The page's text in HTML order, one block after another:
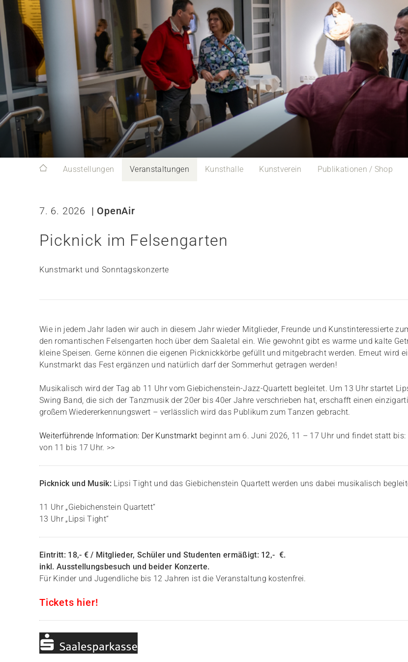
Ausstellungen Veranstaltungen Kunsthalle Kunstverein Publikationen / Shop
7. 6. 2026 | OpenAir
Picknick im Felsengarten
Kunstmarkt und Sonntagskonzerte
Wie in jedem Jahr laden wir auch in diesem Jahr wieder Mitglieder, Freunde und Kunstinteressierte
den romantischen Felsengarten hoch über dem Saaletal ein. Wie gewohnt gibt es warme und kalte
kleine Speisen. Gerne können die eigenen Picknickkörbe gefüllt und mitgebracht werden. Erneut wird
Kunstmarkt das Fest ergänzen und natürlich darf der Sommerhut getragen werden!
Musikalisch wird der Tag ab 11 Uhr vom Giebichenstein-Jazz-Quartett begleitet. Um 13 Uhr startet
Swing Band, die sich der Tanzmusik der 20er bis 40er Jahre verschrieben hat, erschafft einen
großem Wiedererkennungswert – verlässlich wird das Publikum zum Tanzen gebracht.
Weiterführende Information: Der Kunstmarkt beginnt am 6. Juni 2026, 11 – 17 Uhr und findet statt bis:
von 11 bis 17 Uhr. >>
Picknick und Musik: Lipsi Tight und das Giebichenstein Quartett werden uns dabei musikalisch
11 Uhr „Giebichenstein Quartett“
13 Uhr „Lipsi Tight“
Eintritt: 18,- € / Mitglieder, Schüler und Studenten ermäßigt: 12,- €.
inkl. Ausstellungsbesuch und beider Konzerte.
Für Kinder und Jugendliche bis 12 Jahren ist die Veranstaltung kostenfrei.
Tickets hier!